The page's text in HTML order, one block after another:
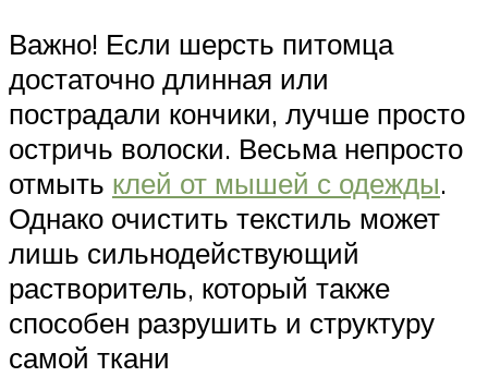
Важно! Если шерсть питомца
достаточно длинная или
пострадали кончики, лучше просто
остричь волоски. Весьма непросто
отмыть клей от мышей с одежды.
Однако очистить текстиль может
лишь сильнодействующий
растворитель, который также
способен разрушить и структуру
самой ткани